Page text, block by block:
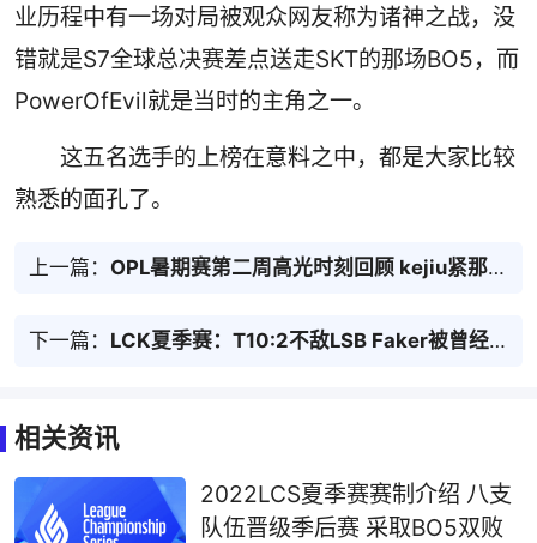
业历程中有一场对局被观众网友称为诸神之战，没
错就是S7全球总决赛差点送走SKT的那场BO5，而
PowerOfEvil就是当时的主角之一。
这五名选手的上榜在意料之中，都是大家比较
熟悉的面孔了。
上一篇： OPL暑期赛第二周高光时刻回顾 kejiu紧那罗豪取四神呼应
下一篇： LCK夏季赛：T10:2不敌LSB Faker被曾经的替补Clozer无情打爆
相关资讯
2022LCS夏季赛赛制介绍 八支
队伍晋级季后赛 采取BO5双败